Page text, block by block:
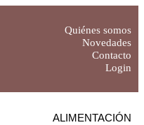
Quiénes somos
Novedades
Contacto
Login
ALIMENTACIÓN